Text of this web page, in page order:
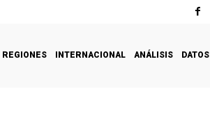
REGIONES INTERNACIONAL ANÁLISIS DATOS